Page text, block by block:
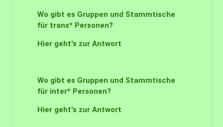
Wo gibt es Gruppen und Stammtische
für trans* Personen?
Hier geht's zur Antwort
Wo gibt es Gruppen und Stammtische
für inter* Personen?
Hier geht's zur Antwort